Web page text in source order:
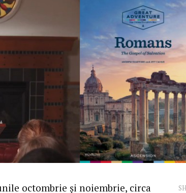
octombrie și noiembrie, circa